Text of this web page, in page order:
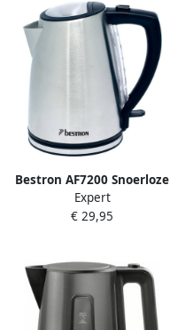
Bestron AF7200 Snoerloze
RVS Waterkoker
Expert
€ 29,95